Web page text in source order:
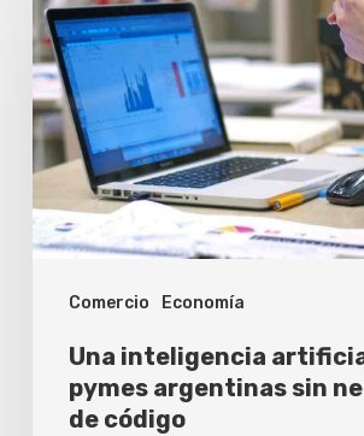
Comercio Economía
artificial
arma
pymes
argentinas
necesidad
código
Una inteligencia
pymes argentinas sin
de código